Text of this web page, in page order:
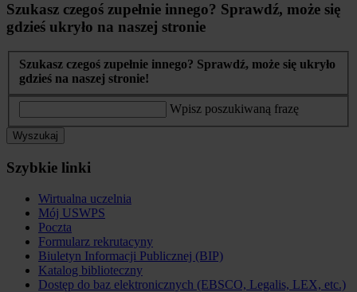
Szukasz czegoś zupełnie innego? Sprawdź, może się
gdzieś ukryło na naszej stronie
Szukasz czegoś zupełnie innego? Sprawdź, może się ukryło
gdzieś na naszej stronie!
Wpisz poszukiwaną frazę
Wyszukaj
Szybkie linki
Wirtualna uczelnia
Mój USWPS
Poczta
Formularz rekrutacyny
Biuletyn Informacji Publicznej (BIP)
Katalog biblioteczny
Dostęp do baz elektronicznych (EBSCO, Legalis, LEX, etc.)